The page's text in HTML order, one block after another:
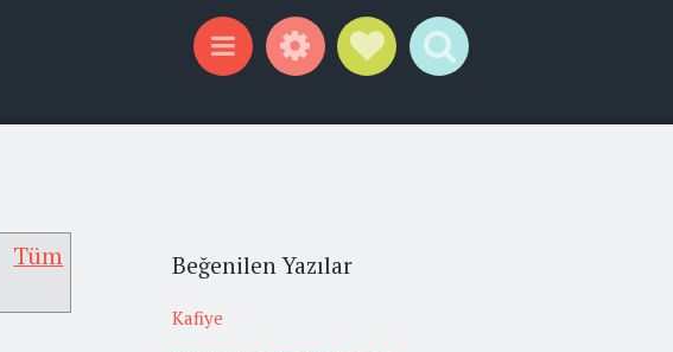
Tüm
Beğenilen Yazılar
Kafiye